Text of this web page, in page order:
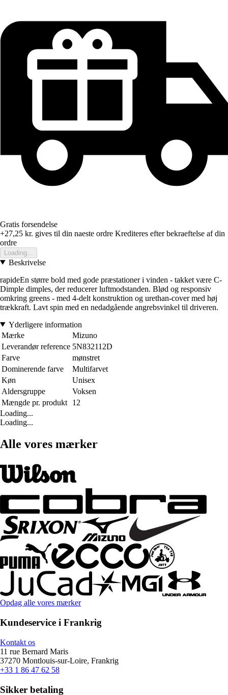
Gratis forsendelse
+27,25 kr. gives til din naeste ordre Krediteres efter bekraeftelse af din
ordre
Loading...
Beskrivelse
rapideEn større bold med gode præstationer i vinden - takket være C-
Dimple dimples, der reducerer luftmodstanden. Blød og responsiv
omkring greens - med 4-delt konstruktion og urethan-cover med høj
trækkraft. Lavt spin med en nedadgående angrebsvinkel til driveren.
Yderligere information
Mærke
Mizuno
Leverandør reference 5N832112D
Farve
mønstret
Dominerende farve
Multifarvet
Køn
Unisex
Aldersgruppe
Voksen
Mængde pr. produkt
12
Loading...
Loading...
Alle vores mærker
Opdag alle vores mærker
Kundeservice i Frankrig
Kontakt os
11 rue Bernard Maris
37270 Montlouis-sur-Loire, Frankrig
+33 1 86 47 62 58
Sikker betaling